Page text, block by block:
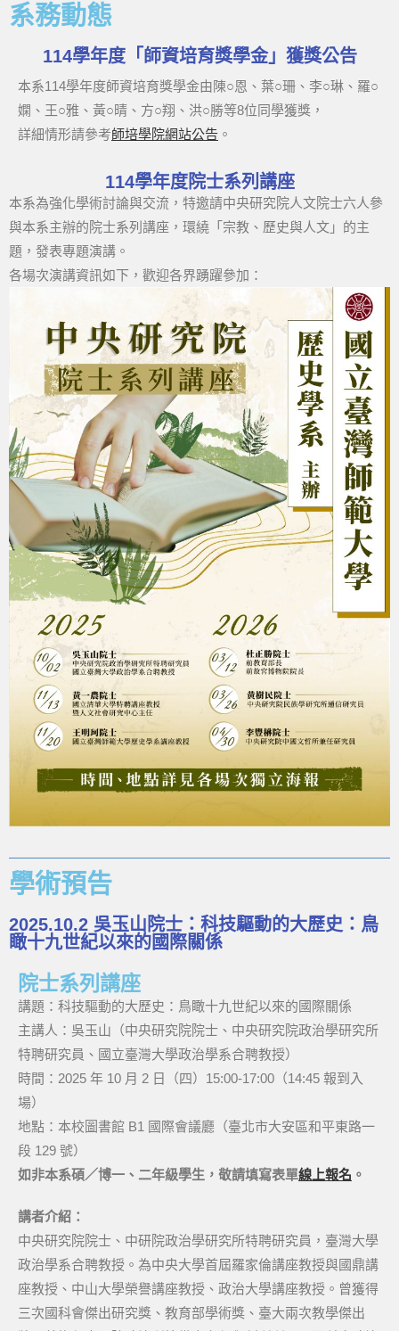
系務動態
114學年度「師資培育獎學金」獲獎公告
本系114學年度師資培育獎學金由陳○恩、葉○珊、李○琳、羅○
嫻、王○雅、黃○晴、方○翔、洪○勝等8位同學獲獎，
詳細情形請參考師培學院網站公告 。
114學年度院士系列講座
本系為強化學術討論與交流，特邀請中央研究院人文院士六人參
與本系主辦的院士系列講座，環繞「宗教、歷史與人文」的主
題，發表專題演講。
各場次演講資訊如下，歡迎各界踴躍參加：
學術預告
2025.10.2 吳玉山院士：科技驅動的大歷史：鳥
瞰十九世紀以來的國際關係
院士系列講座
講題：科技驅動的大歷史：鳥瞰十九世紀以來的國際關係
主講人：吳玉山（中央研究院院士、中央研究院政治學研究所
特聘研究員、國立臺灣大學政治學系合聘教授）
時間：2025 年 10 月 2 日（四）15:00-17:00（14:45 報到入
場）
地點：本校圖書館 B1 國際會議廳（臺北市大安區和平東路一
段 129 號）
如非本系碩／博一、二年級學生，敬請填寫表單線上報名 。
講者介紹：
中央研究院院士、中研院政治學研究所特聘研究員，臺灣大學
政治學系合聘教授。為中央大學首屆羅家倫講座教授與國鼎講
座教授、中山大學榮譽講座教授、政治大學講座教授。曾獲得
三次國科會傑出研究獎、教育部學術獎、臺大兩次教學傑出